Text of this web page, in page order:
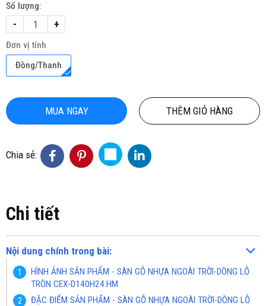
Số lượng:
- +
Đơn vị tính
Đồng/Thanh
MUA NGAY THÊM GIỎ HÀNG
Chia sẻ:
Chi tiết
Nội dung chính trong bài:
HÌNH ẢNH SẢN PHẨM - SÀN GỖ NHỰA NGOÀI TRỜI-DÒNG LỖ
TRÒN CEX-D140H24.HM
ĐẶC ĐIỂM SẢN PHẨM - SÀN GỖ NHỰA NGOÀI TRỜI-DÒNG LỖ